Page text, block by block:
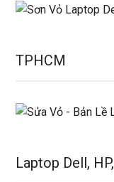
TPHCM
Laptop Dell,